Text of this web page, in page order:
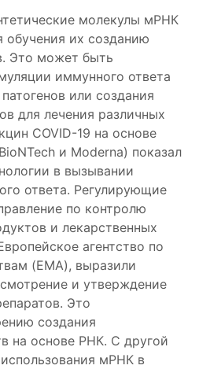
молекулы мРНК
обучения их созданию
Это может быть
иммунного ответа
или создания
для лечения различных
COVID-19 на основе
и Moderna) показал
в вызывании
ответа. Регулирующие
по контролю
и лекарственных
агентство по
(EMA), выразили
и утверждение
Это
создания
на основе РНК. С другой
мРНК в